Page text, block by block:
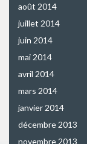
août 2014
juillet 2014
juin 2014
mai 2014
avril 2014
mars 2014
janvier 2014
décembre 2013
novembre 2013